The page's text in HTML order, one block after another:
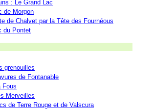
: Le Grand Lac
de Morgon
de Chalvet par la Tête des Fournéous
du Pontet
grenouilles
de Fontanable
Fous
Merveilles
de Terre Rouge et de Valscura